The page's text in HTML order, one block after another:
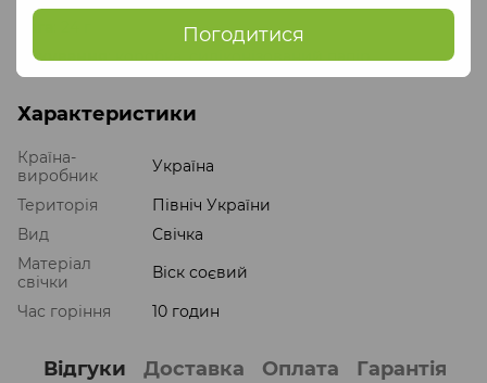
Погодитися
Пакування
Характеристики
Країна-
виробник
Україна
Територія
Північ України
Вид
Свічка
Матеріал
свічки
Віск соєвий
Час горіння
10 годин
Відгуки Доставка Оплата Гарантія